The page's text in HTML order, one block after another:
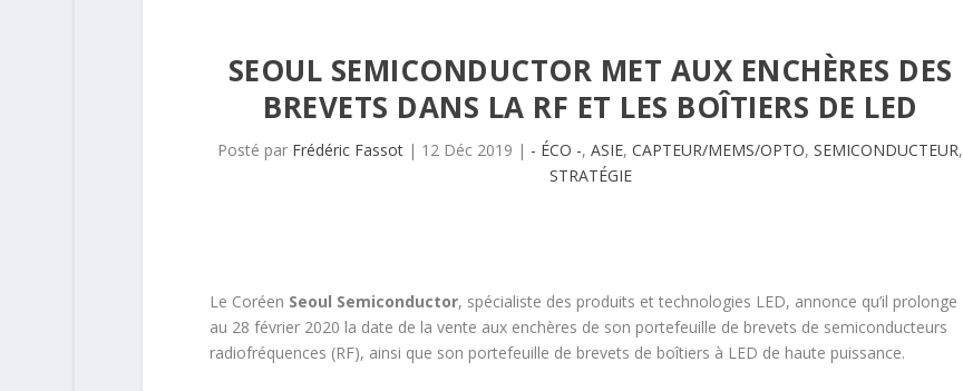
SEOUL SEMICONDUCTOR MET AUX ENCHÈRES DES
BREVETS DANS LA RF ET LES BOÎTIERS DE LED
Posté par Frédéric Fassot | 12 Déc 2019 | - ÉCO -,ASIE,CAPTEUR/MEMS/OPTO,SEMICONDUCTEUR,
STRATÉGIE
Le Coréen Seoul Semiconductor, spécialiste des produits et technologies LED, annonce qu’il prolonge
au 28 février 2020 la date de la vente aux enchères de son portefeuille de brevets de semiconducteurs
radiofréquences (RF), ainsi que son portefeuille de brevets de boîtiers à LED de haute puissance.